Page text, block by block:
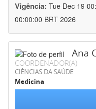
Vigência: Tue Dec 19
00:00:00 BRT 2026
Ana
COORDENADOR(A)
CIÊNCIAS DA SAÚDE
Medicina